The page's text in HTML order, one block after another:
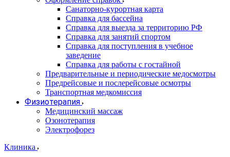
Санаторно-курортная карта
Справка для бассейна
Справка для выезда за территорию РФ
Справка для занятий спортом
Справка для поступления в учебное
заведение
Справка для работы с гостайной
Предварительные и периодические медосмотры
Предрейсовые и послерейсовые осмотры
Транспортная медкомиссия
Физиотерапия
Медицинский массаж
Озонотерапия
Электрофорез
Клиника